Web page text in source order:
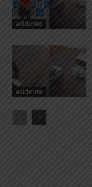
acidente
acidente